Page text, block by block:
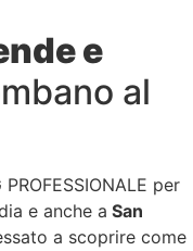
e
al
per
e anche a San
a scoprire come